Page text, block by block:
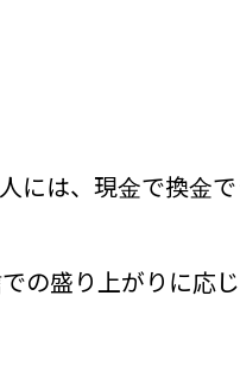
には、現金で換金で
の盛り上がりに応